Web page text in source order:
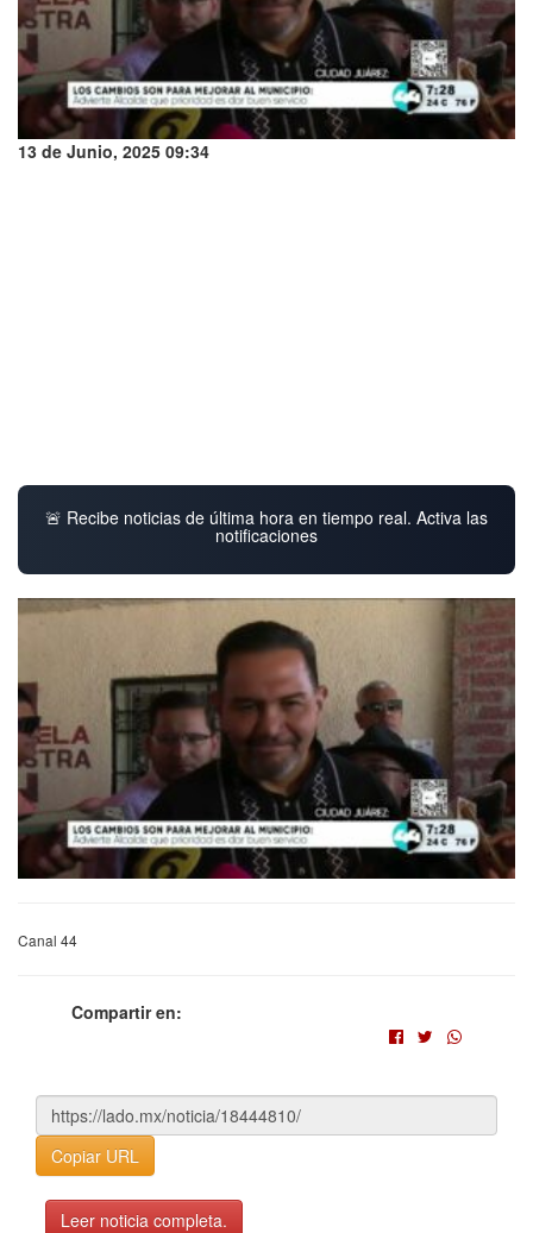
13 de Junio, 2025 09:34
🚨 Recibe noticias de última hora en tiempo real. Activa las
notificaciones
Canal 44
Compartir en:
Copiar URL
Leer noticia completa.